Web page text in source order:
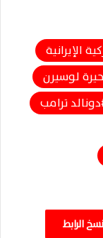
الإيرانية
لوسيرن
دونالد ترامب
نسخ الرابط